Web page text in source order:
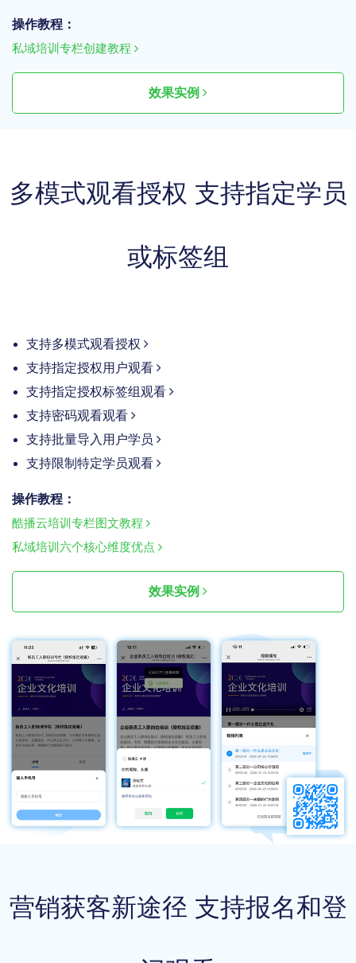
操作教程：
私域培训专栏创建教程
效果实例
多模式观看授权 支持指定学员
或标签组
支持多模式观看授权
支持指定授权用户观看
支持指定授权标签组观看
支持密码观看观看
支持批量导入用户学员
支持限制特定学员观看
操作教程：
酷播云培训专栏图文教程
私域培训六个核心维度优点
效果实例
营销获客新途径 支持报名和登